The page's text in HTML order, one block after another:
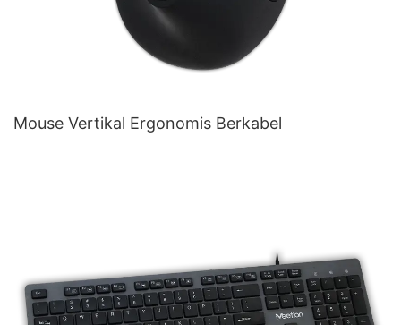
Mouse Vertikal Ergonomis Berkabel